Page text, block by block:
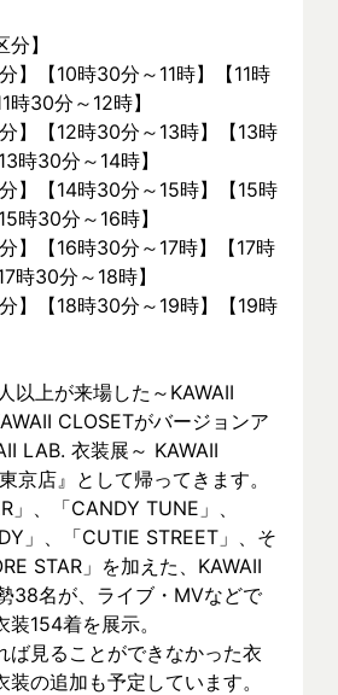
】
】【10時30分～11時】【11時
時30分～12時】
】【12時30分～13時】【13時
時30分～14時】
】【14時30分～15時】【15時
時30分～16時】
】【16時30分～17時】【17時
時30分～18時】
】【18時30分～19時】【19時
以上が来場した～KAWAII
CLOSETがバージョンア
LAB. 衣装展～ KAWAII
京店』として帰ってきます。
」、「CANDY TUNE」、
」、「CUTIE STREET」、そ
STAR」を加えた、KAWAII
38名が、ライブ・MVなどで
154着を展示。
ば見ることができなかった衣
の追加も予定しています。